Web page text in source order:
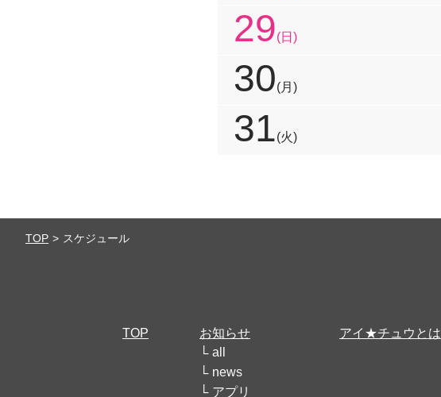
29(日)
30(月)
31(火)
TOP スケジュール
TOP
お知らせ
all
news
アプリ
アイ★チュウとは